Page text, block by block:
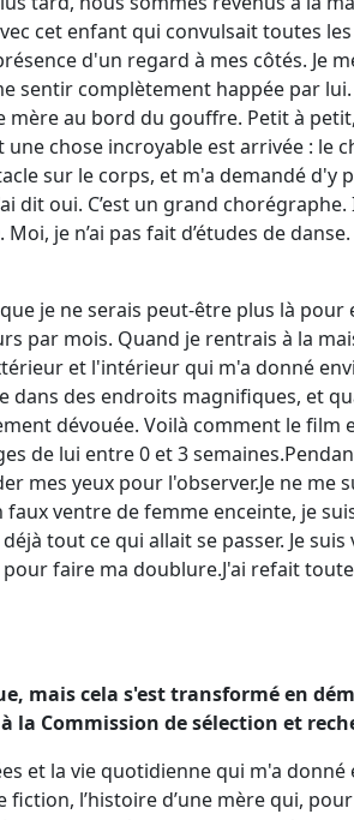
cet enfant qui convulsait toutes les
d'un regard à mes côtés. Je
sentir complètement happée par lui.
au bord du gouffre. Petit à
chose incroyable est arrivée : le
sur le corps, et m'a demandé d'y
dit oui. C’est un grand
je n’ai pas fait d’études de
je ne serais peut-être plus là
par mois. Quand je rentrais à la
et l'intérieur qui m'a donné
dans des endroits magnifiques, et
dévouée. Voilà comment le film
de lui entre 0 et 3
mes yeux pour l'observer.Je ne me
faux ventre de femme enceinte, je
tout ce qui allait se passer. Je
faire ma doublure.J'ai refait
mais cela s'est transformé en
Commission de sélection et
et la vie quotidienne qui m'a donné
l’histoire d’une mère qui,